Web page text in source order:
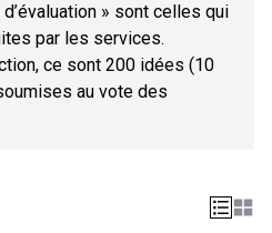
» sont celles qui
par les services.
ce sont 200 idées (10
au vote des